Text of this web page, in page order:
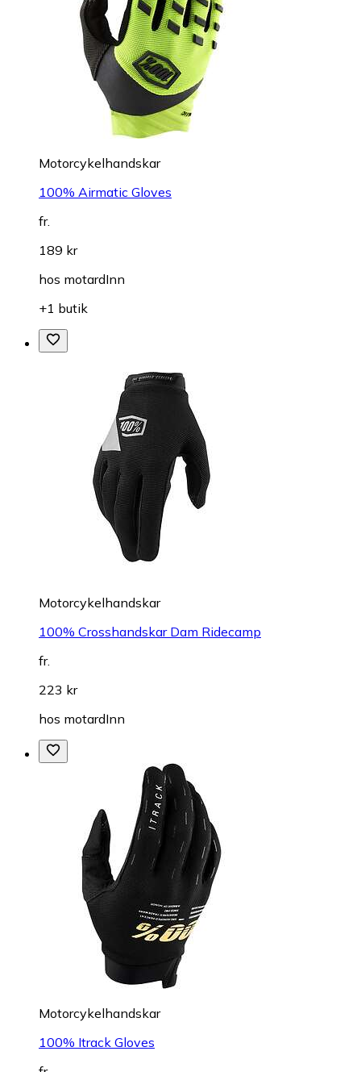
Motorcykelhandskar
100% Airmatic Gloves
fr.
189 kr
hos motardInn
+1 butik
Motorcykelhandskar
100% Crosshandskar Dam Ridecamp
fr.
223 kr
hos motardInn
Motorcykelhandskar
100% Itrack Gloves